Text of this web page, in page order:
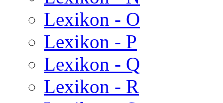
Lexikon - O
Lexikon - P
Lexikon - Q
Lexikon - R